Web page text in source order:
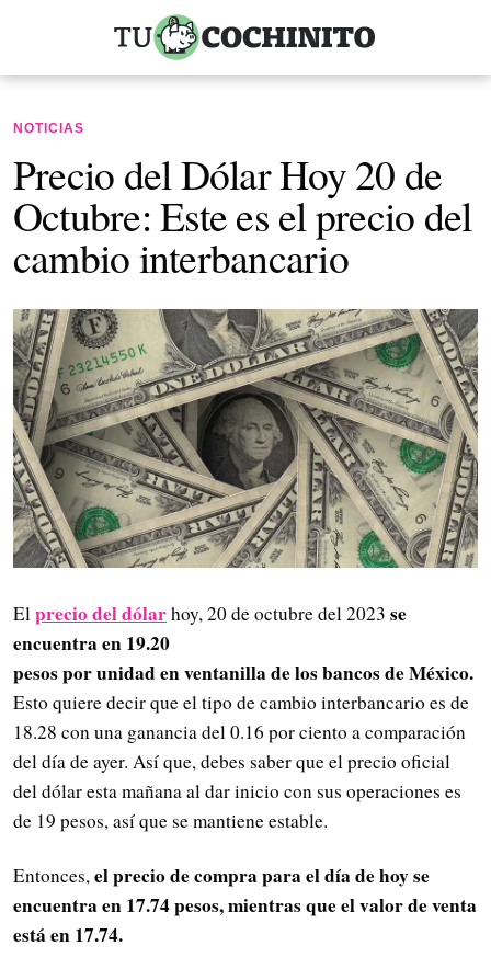
NOTICIAS
Precio del Dólar Hoy 20 de
Octubre: Este es el precio del
cambio interbancario
El precio del dólarhoy, 20 de octubre del 2023 se
encuentra en 19.20
pesos por unidad en ventanilla de los bancos de México.
Esto quiere decir que el tipo de cambio interbancario es de
18.28 con una ganancia del 0.16 por ciento a comparación
del día de ayer. Así que, debes saber que el precio oficial
del dólar esta mañana al dar inicio con sus operaciones es
de 19 pesos, así que se mantiene estable.
Entonces,el precio de compra para el día de hoy se
encuentra en 17.74 pesos, mientras que el valor de venta
está en 17.74.